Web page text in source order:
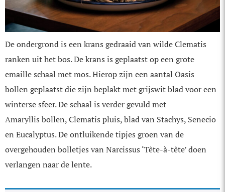
De ondergrond is een krans gedraaid van wilde Clematis
ranken uit het bos. De krans is geplaatst op een grote
emaille schaal met mos. Hierop zijn een aantal Oasis
bollen geplaatst die zijn beplakt met grijswit blad voor een
winterse sfeer. De schaal is verder gevuld met
Amaryllis bollen, Clematis pluis, blad van Stachys, Senecio
en Eucalyptus. De ontluikende tipjes groen van de
overgehouden bolletjes van Narcissus ‘Tête-à-tête’ doen
verlangen naar de lente.